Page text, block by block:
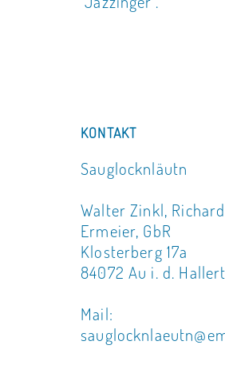
KONTAKT
Sauglocknläutn
Walter Zinkl, Richard
Ermeier, GbR
Klosterberg 17a
84072 Au i. d.
Mail: